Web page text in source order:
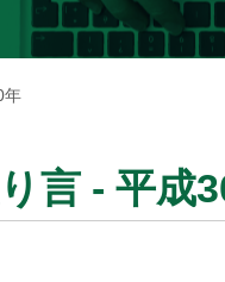
年
言 - 平成